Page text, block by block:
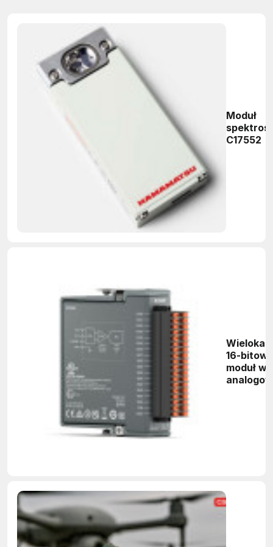
Moduł
C17552
16-
moduł